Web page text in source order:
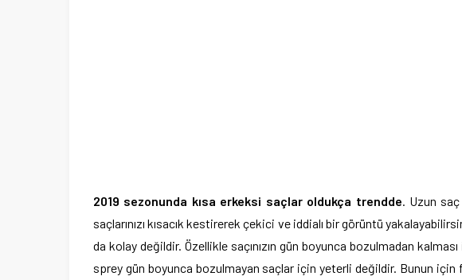
2019 sezonunda kısa erkeksi saçlar oldukça trendde. Uzun
saçlarınızı kısacık kestirerek çekici ve iddialı bir görüntü
da kolay değildir. Özellikle saçınızın gün boyunca bozulmadan
sprey gün boyunca bozulmayan saçlar için yeterli değildir. Bunun için